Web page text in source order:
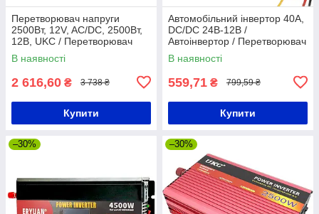
Перетворювач напруги
2500Вт, 12V, AC/DC, 2500Вт,
12В, UKC / Перетворювач
напруги / Автоінвертор
В наявності
2 616,60 ₴ 3 738 ₴
Купити
Автомобільний інвертор 40A,
DC/DC 24В-12В /
Автоінвертор / Перетворювач
напруги для авто
В наявності
559,71 ₴ 799,59 ₴
Купити
–30% –30%